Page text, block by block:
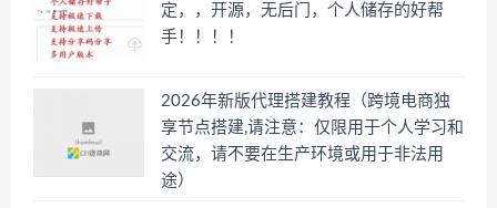
定，，开源，无后门，个人储存的好帮
手！！！！
2026年新版代理搭建教程（跨境电商独
享节点搭建,请注意：仅限用于个人学习和
交流，请不要在生产环境或用于非法用
途）